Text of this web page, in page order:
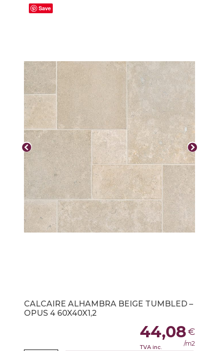
Save
CALCAIRE ALHAMBRA BEIGE TUMBLED –
OPUS 4 60X40X1,2
44,08€
TVA inc. /m2